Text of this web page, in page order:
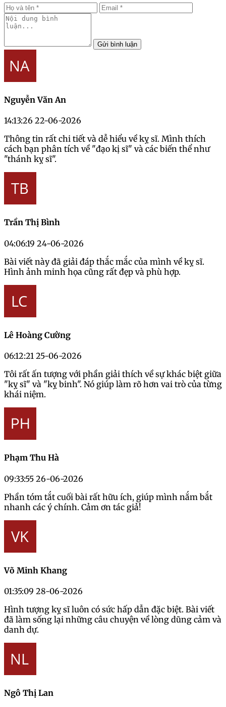
Gửi bình luận
Nguyễn Văn An
14:13:26 22-06-2026
Thông tin rất chi tiết và dễ hiểu về kỵ sĩ. Mình thích
cách bạn phân tích về "đạo kị sĩ" và các biến thể như
"thánh kỵ sĩ".
Trần Thị Bình
04:06:19 24-06-2026
Bài viết này đã giải đáp thắc mắc của mình về kỵ sĩ.
Hình ảnh minh họa cũng rất đẹp và phù hợp.
Lê Hoàng Cường
06:12:21 25-06-2026
Tôi rất ấn tượng với phần giải thích về sự khác biệt giữa
"kỵ sĩ" và "kỵ binh". Nó giúp làm rõ hơn vai trò của từng
khái niệm.
Phạm Thu Hà
09:33:55 26-06-2026
Phần tóm tắt cuối bài rất hữu ích, giúp mình nắm bắt
nhanh các ý chính. Cảm ơn tác giả!
Võ Minh Khang
01:35:09 28-06-2026
Hình tượng kỵ sĩ luôn có sức hấp dẫn đặc biệt. Bài viết
đã làm sống lại những câu chuyện về lòng dũng cảm và
danh dự.
Ngô Thị Lan